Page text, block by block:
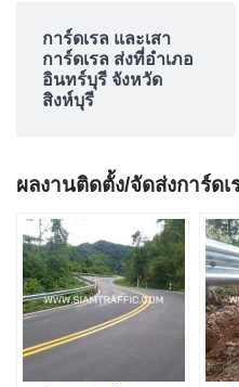
การ์ดเรล และเสา
การ์ดเรล ส่งที่อำเภอ
อินทร์บุรี จังหวัด
สิงห์บุรี
ผลงานติดตั้ง/จัดส่งการ์ดเ